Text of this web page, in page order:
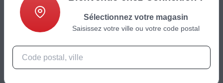
149.00€ -13 %
129
Sélectionnez votre magasin
Saisissez votre ville ou votre code postal